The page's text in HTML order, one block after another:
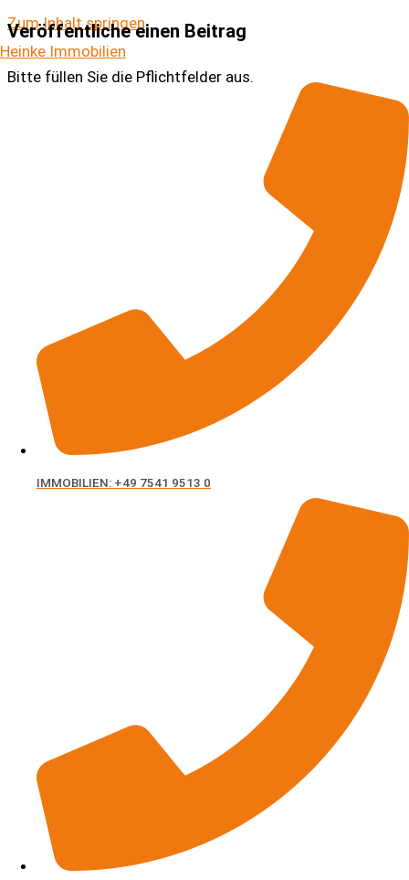
Zum Inhalt springen
Heinke Immobilien
IMMOBILIEN: +49 7541 9513 0
Veröffentliche einen Beitrag
Bitte füllen Sie die Pflichtfelder aus.
Bitte wählen Sie die hochzuladenden Bilder aus.
ein weiteres Bild hinzu
Kontakt aufnehmen